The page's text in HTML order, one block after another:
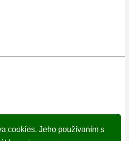
cookies. Jeho používaním s